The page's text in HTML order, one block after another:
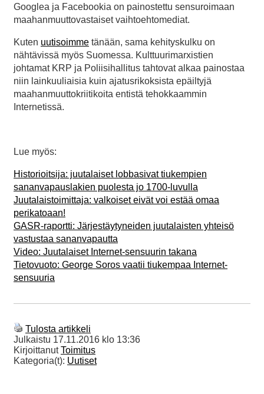
Googlea ja Facebookia on painostettu sensuroimaan
maahanmuuttovastaiset vaihtoehtomediat.
Kuten uutisoimme tänään, sama kehityskulku on
nähtävissä myös Suomessa. Kulttuurimarxistien
johtamat KRP ja Poliisihallitus tahtovat alkaa painostaa
niin lainkuuliaisia kuin ajatusrikoksista epäiltyjä
maahanmuuttokriitikoita entistä tehokkaammin
Internetissä.
Lue myös:
Historioitsija: juutalaiset lobbasivat tiukempien
sananvapauslakien puolesta jo 1700-luvulla
Juutalaistoimittaja: valkoiset eivät voi estää omaa
perikatoaan!
GASR-raportti: Järjestäytyneiden juutalaisten yhteisö
vastustaa sananvapautta
Video: Juutalaiset Internet-sensuurin takana
Tietovuoto: George Soros vaatii tiukempaa Internet-
sensuuria
Tulosta artikkeli
Julkaistu 17.11.2016 klo 13:36
KirjoittanutToimitus
Kategoria(t): Uutiset